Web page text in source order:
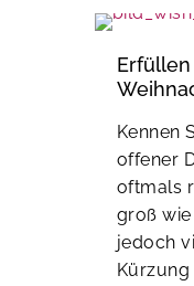
Kennen
offener
oftmals
groß
jedoch